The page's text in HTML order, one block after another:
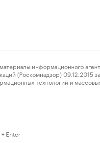
информационного
(Роскомнадзор)
технологий и
Enter